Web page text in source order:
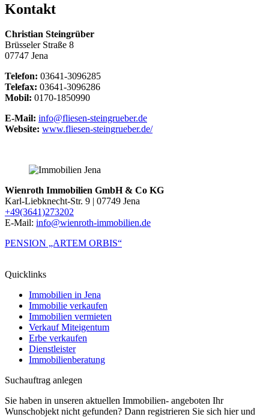
Kontakt
Christian Steingrüber
Brüsseler Straße 8
07747 Jena
Telefon: 03641-3096285
Telefax: 03641-3096286
Mobil: 0170-1850990
E-Mail: info@fliesen-steingrueber.de
Website: www.fliesen-steingrueber.de/
Wienroth Immobilien GmbH & Co KG
Karl-Liebknecht-Str. 9 | 07749 Jena
+49(3641)273202
E-Mail: info@wienroth-immobilien.de
PENSION „ARTEM ORBIS“
Quicklinks
Immobilien in Jena
Immobilie verkaufen
Immobilien vermieten
Verkauf Miteigentum
Erbe verkaufen
Dienstleister
Immobilienberatung
Suchauftrag anlegen
Sie haben in unseren aktuellen Immobilien- angeboten Ihr
Wunschobjekt nicht gefunden? Dann registrieren Sie sich hier und